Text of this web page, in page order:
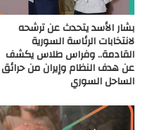
بشار الأسد يتحدث عن ترشحه
لانتخابات الرئاسة السورية
القادمة.. وفراس طلاس يكشف
عن هدف النظام وإيران من حرائق
الساحل السوري